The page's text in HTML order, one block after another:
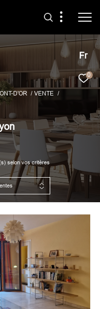
Fr
0
D'OR
VENTE
selon vos critères